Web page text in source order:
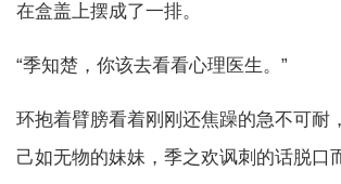
在盒盖上摆成了一排。
“季知楚，你该去看看心理医生。”
环抱着臂膀看着刚刚还焦躁的急不可耐
己如无物的妹妹，季之欢讽刺的话脱口